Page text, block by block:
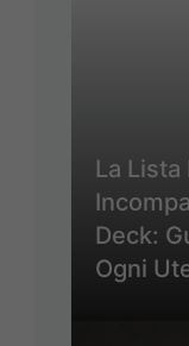
La
Deck:
Ogni